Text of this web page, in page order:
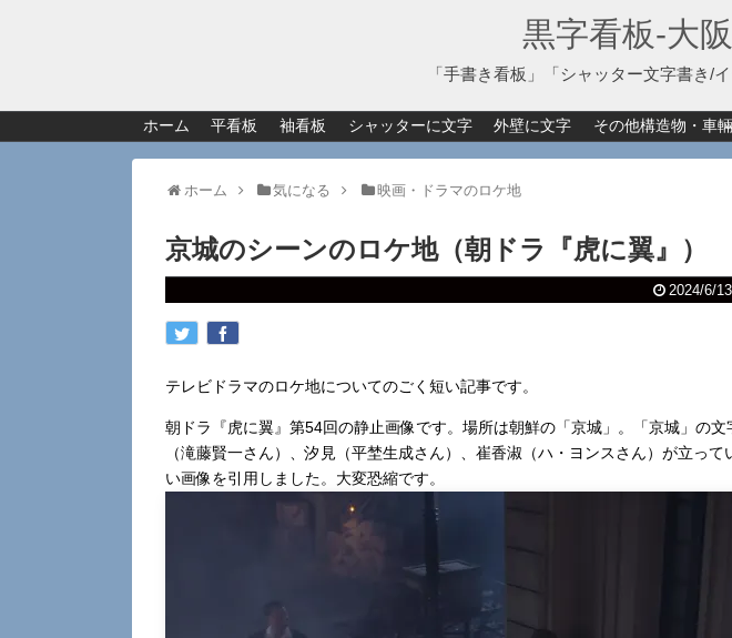
黒字看板‐大
「手書き看板」「シャッター文字書き/
ホーム 平看板 袖看板 シャッターに文字 外壁に文字 その他構造物・車輛
ホーム 気になる 映画・ドラマのロケ地
京城のシーンのロケ地（朝ドラ『虎に翼』）
2024/6/13
テレビドラマのロケ地についてのごく短い記事です。
朝ドラ『虎に翼』第54回の静止画像です。場所は朝鮮の「京城」。「京城」の文
（滝藤賢一さん）、汐見（平埜生成さん）、崔香淑（ハ・ヨンスさん）が立っ
い画像を引用しました。大変恐縮です。